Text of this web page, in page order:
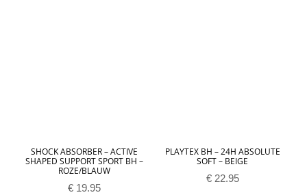
SHOCK ABSORBER – ACTIVE
SHAPED SUPPORT SPORT BH –
ROZE/BLAUW
€ 19.95
PLAYTEX BH – 24H ABSOLUTE
SOFT – BEIGE
€22.95